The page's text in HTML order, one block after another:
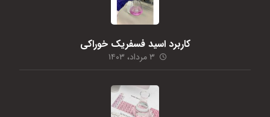
کاربرد اسید فسفریک خوراکی
۳ مرداد، ۱۴۰۳